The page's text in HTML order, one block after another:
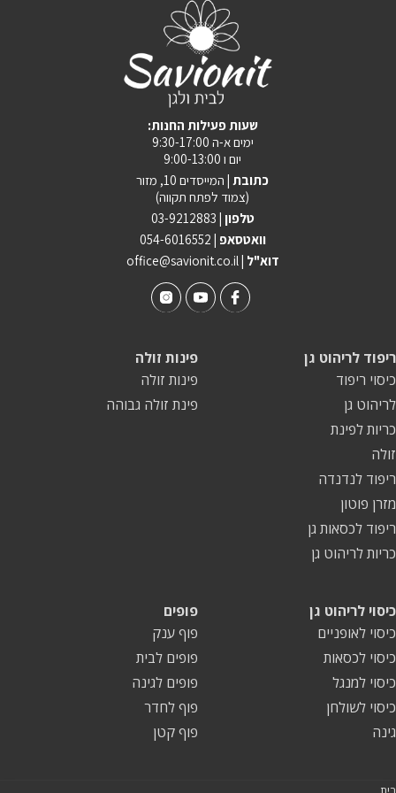
מדיניות פרטיות
התחבר / הרשם
:שעות פעילות החנות
ימים א-ה 9:30-17:00
יום ו 9:00-13:00
כתובת | המייסדים 10, מזור
(צמוד לפתח תקווה)
טלפון | 03-9212883
וואטסאפ | 054-6016552
office@savionit.co.il | דוא"ל
פינות זולה
פינות זולה
פינת זולה גבוהה
ריפוד לריהוט גן
כיסוי ריפוד
לריהוט גן
כריות לפינת
זולה
ריפוד לנדנדה
מזרן פוטון
ריפוד לכסאות גן
כריות לריהוט גן
פופים
פוף ענק
פופים לבית
פופים לגינה
פוף לחדר
פוף קטן
כיסוי לריהוט גן
כיסוי לאופניים
כיסוי לכסאות
כיסוי למנגל
כיסוי לשולחן
גינה